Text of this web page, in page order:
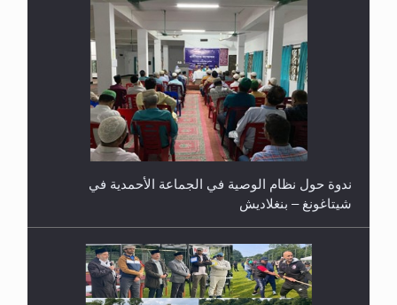
اليوم الوطني الرياضي لمجلس أنصار الله في هولندا